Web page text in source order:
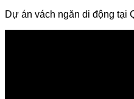
Dự án vách ngăn di động tại